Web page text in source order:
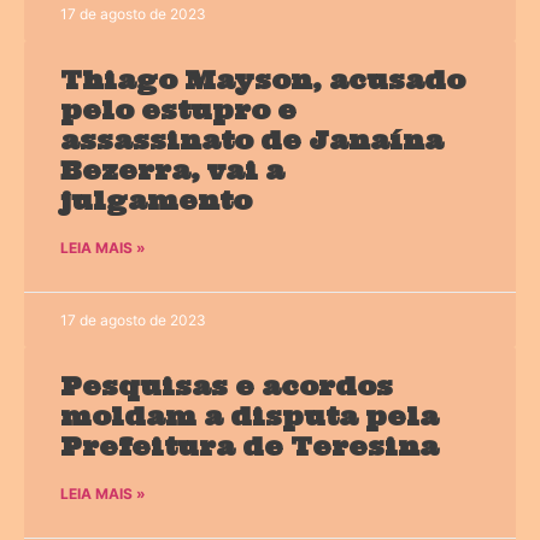
17 de agosto de 2023
Thiago Mayson, acusado
pelo estupro e
assassinato de Janaína
Bezerra, vai a
julgamento
LEIA MAIS »
17 de agosto de 2023
Pesquisas e acordos
moldam a disputa pela
Prefeitura de Teresina
LEIA MAIS »